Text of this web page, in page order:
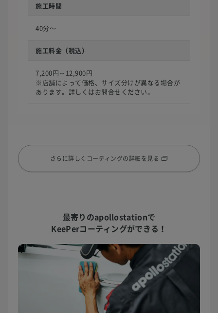
施工時間
40分〜
施工料金（税込）
7,200円～12,900円
※店舗によって価格、サイズ分けが異なる場合が
あります。詳しくはお問合せください。
さらに詳しくコーティングの詳細を見る
最寄りのapollostationで
KeePerコーティングができる！